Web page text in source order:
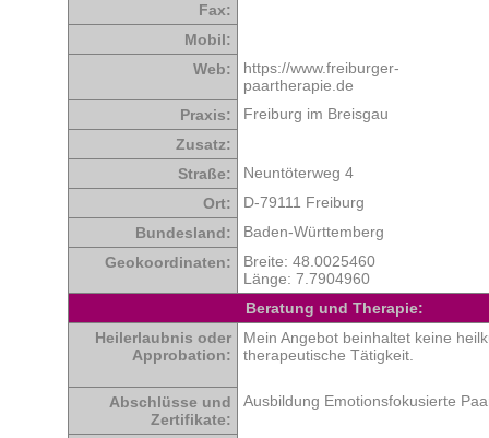
Fax:
Mobil:
Web:
https://www.freiburger-
paartherapie.de
Praxis:
Freiburg im Breisgau
Zusatz:
Straße:
Neuntöterweg 4
Ort:
D-79111 Freiburg
Bundesland:
Baden-Württemberg
Geokoordinaten:
Breite: 48.0025460
Länge: 7.7904960
Beratung und Therapie:
Heilerlaubnis oder
Approbation:
Mein Angebot beinhaltet keine
therapeutische Tätigkeit.
Abschlüsse und
Zertifikate:
Ausbildung Emotionsfokusierte